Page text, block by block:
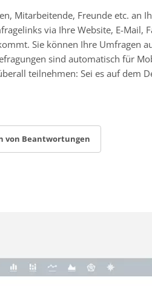
Mitarbeitende, Freunde etc. an
via Ihre Website, E-Mail,
Sie können Ihre Umfragen
sind automatisch für
teilnehmen: Sei es auf dem
von Beantwortungen